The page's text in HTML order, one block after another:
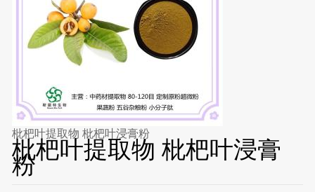
枇杷叶提取物 枇杷叶浸膏粉
枇杷叶提取物 枇杷叶浸膏
粉